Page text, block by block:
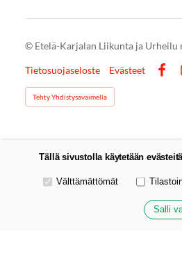
© Etelä-Karjalan Liikunta ja Urheilu
Tietosuojaseloste
Evästeet
Tehty Yhdistysavaimella
Tällä sivustolla käytetään
Valitse käytettävät evästeet
Välttämättömät
Salli